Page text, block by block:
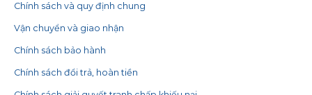
Chính sách và quy định chung
Vận chuyển và giao nhận
Chính sách bảo hành
Chính sách đổi trả, hoàn tiền